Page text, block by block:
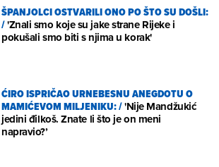
ŠPANJOLCI OSTVARILI ONO PO ŠTO SU DOŠLI:
/'Znali smo koje su jake strane Rijeke i
pokušali smo biti s njima u korak'
ĆIRO ISPRIČAO URNEBESNU ANEGDOTU O
MAMIĆEVOM MILJENIKU:/'Nije Mandžukić
jedini đilkoš. Znate li što je on meni
napravio?’